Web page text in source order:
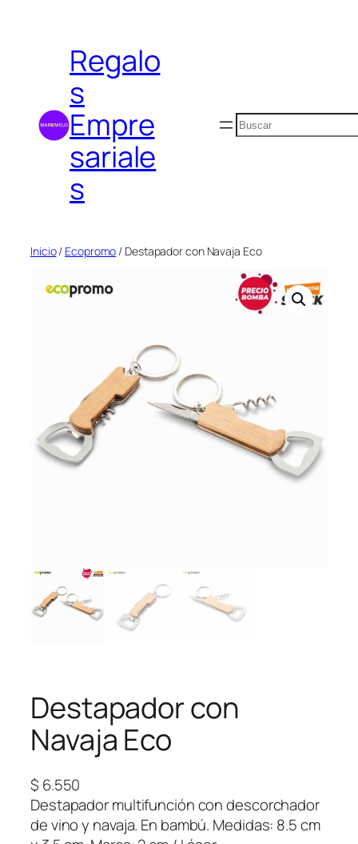
contenidoRegalo
s
Empre
sariale
s
Buscar
Inicio/ Ecopromo / Destapador con Navaja Eco
Destapador con
Navaja Eco
$ 6.550
Destapador multifunción con descorchador
de vino y navaja. En bambú. Medidas: 8.5 cm